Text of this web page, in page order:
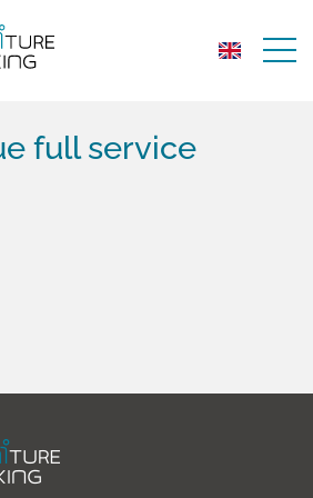
full service